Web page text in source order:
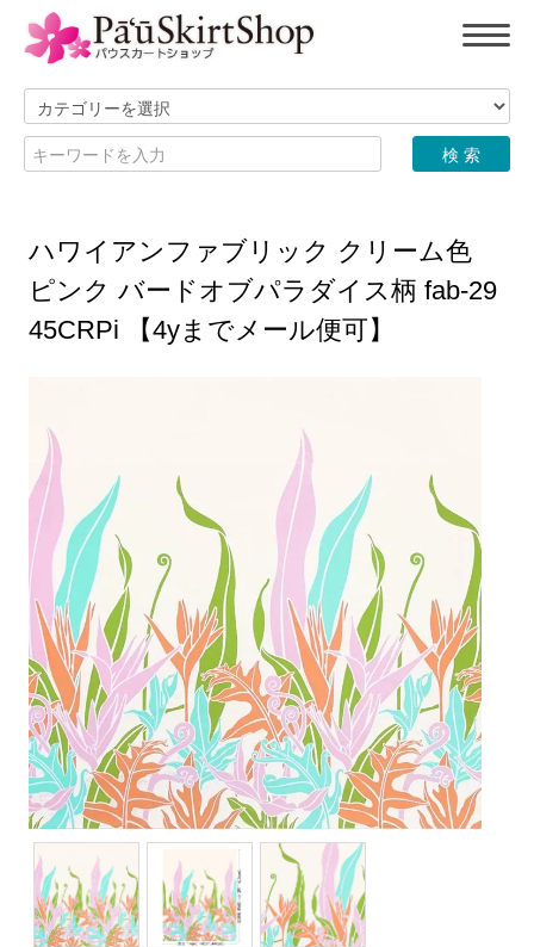
ハワイアンファブリック クリーム色
ピンク バードオブパラダイス柄 fab-29
45CRPi 【4yまでメール便可】